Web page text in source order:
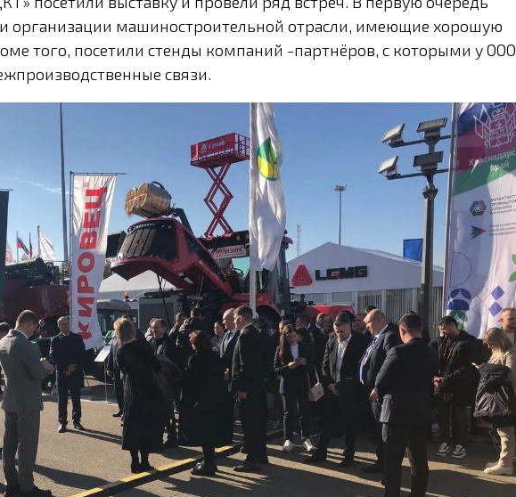
организации машиностроительной отрасли, имеющие хорошую
того, посетили стенды компаний -партнёров, с которыми у ООО
связи.